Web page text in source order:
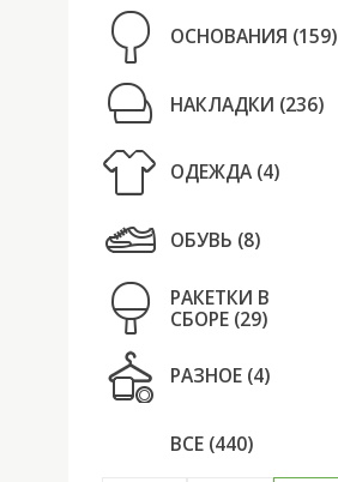
ОСНОВАНИЯ (159)
НАКЛАДКИ (236)
ОДЕЖДА (4)
ОБУВЬ (8)
РАКЕТКИ В
СБОРЕ (29)
РАЗНОЕ (4)
ВСЕ (440)